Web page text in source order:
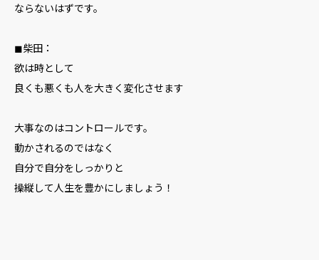
ならないはずです。
◼︎柴田：
欲は時として
良くも悪くも人を大きく変化させます
大事なのはコントロールです。
動かされるのではなく
自分で自分をしっかりと
操縦して人生を豊かにしましょう！